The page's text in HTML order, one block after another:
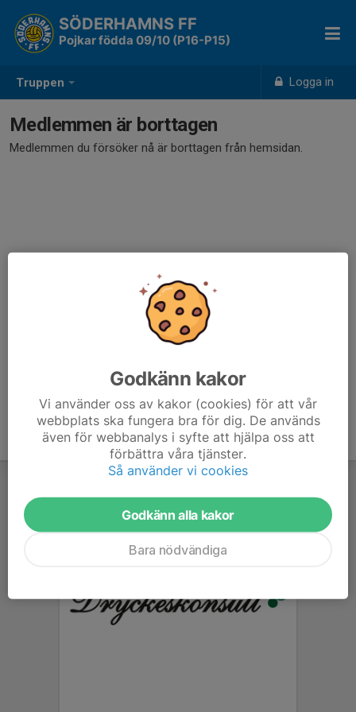
Truppen Logga in
SÖDERHAMNS FF
Pojkar födda 09/10 (P16-P15)
Medlemmen är borttagen
Medlemmen du försöker nå är borttagen från hemsidan.
Godkänn kakor
Vi använder oss av kakor (cookies) för att vår
webbplats ska fungera bra för dig. De används
även för webbanalys i syfte att hjälpa oss att
förbättra våra tjänster.
Så använder vi cookies
Godkänn alla kakor
Bara nödvändiga